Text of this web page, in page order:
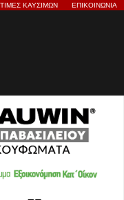
ΤΙΜΕΣ ΚΑΥΣΙΜΩΝ ΕΠΙΚΟΙΝΩΝΙΑ